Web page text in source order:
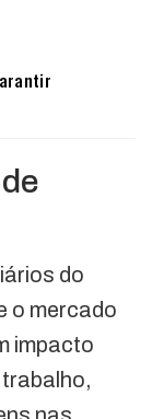
do
o mercado
impacto